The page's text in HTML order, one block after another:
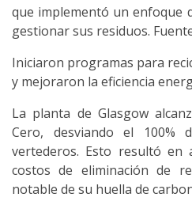
que implementó un enfoque
gestionar sus residuos.
Iniciaron programas para
y mejoraron la eficiencia
La planta de Glasgow
Cero, desviando el 100%
vertederos. Esto resultó en
costos de eliminación de
notable de su huella de